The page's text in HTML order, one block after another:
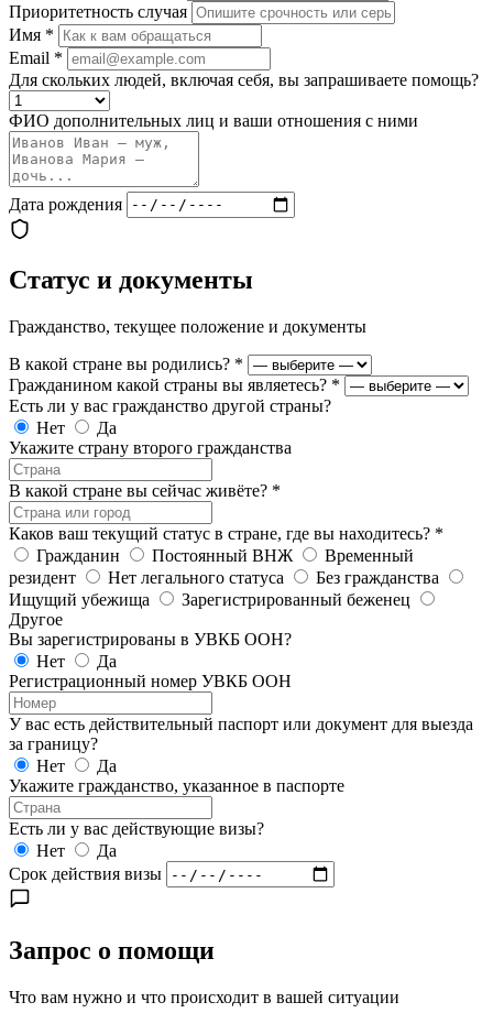
Приоритетность случая
Имя *
Email *
Для скольких людей, включая себя, вы запрашиваете помощь?
ФИО дополнительных лиц и ваши отношения с ними
Дата рождения
Статус и документы
Гражданство, текущее положение и документы
В какой стране вы родились? *
Гражданином какой страны вы являетесь? *
Есть ли у вас гражданство другой страны?
Нет
Да
Укажите страну второго гражданства
В какой стране вы сейчас живёте? *
Каков ваш текущий статус в стране, где вы находитесь? *
Гражданин
Постоянный ВНЖ
Временный
резидент
Нет легального статуса
Без гражданства
Ищущий убежища
Зарегистрированный беженец
Другое
Вы зарегистрированы в УВКБ ООН?
Нет
Да
Регистрационный номер УВКБ ООН
У вас есть действительный паспорт или документ для выезда
за границу?
Нет
Да
Укажите гражданство, указанное в паспорте
Есть ли у вас действующие визы?
Нет
Да
Срок действия визы
Запрос о помощи
Что вам нужно и что происходит в вашей ситуации